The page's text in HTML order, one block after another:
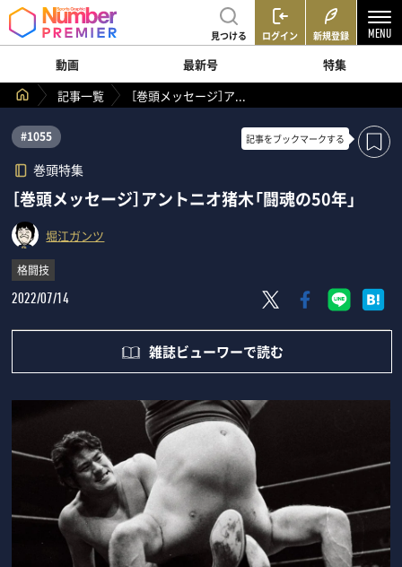
見つける ログイン 新規登録
動画 最新号
特集
記事一覧
［巻頭メッセージ］ア...
#1055
巻頭特集
記事をブックマークする
［巻頭メッセージ］アントニオ猪木「闘魂の50年」
堀江ガンツ
格闘技
2022/07/14
雑誌ビューワーで読む